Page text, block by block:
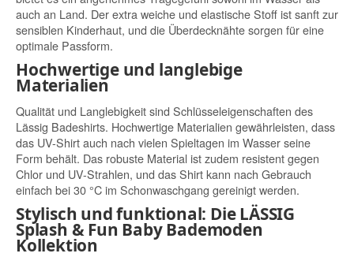
auch an Land. Der extra weiche und elastische Stoff ist sanft zur
sensiblen Kinderhaut, und die Überdecknähte sorgen für eine
optimale Passform.
Hochwertige und langlebige
Materialien
Qualität und Langlebigkeit sind Schlüsseleigenschaften des
Lässig Badeshirts. Hochwertige Materialien gewährleisten, dass
das UV-Shirt auch nach vielen Spieltagen im Wasser seine
Form behält. Das robuste Material ist zudem resistent gegen
Chlor und UV-Strahlen, und das Shirt kann nach Gebrauch
einfach bei 30 °C im Schonwaschgang gereinigt werden.
Stylisch und funktional: Die LÄSSIG
Splash & Fun Baby Bademoden
Kollektion